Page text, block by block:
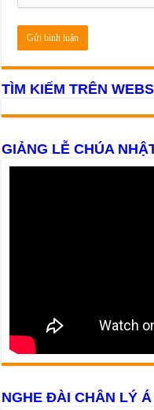
TÌM KIẾM TRÊN
GIẢNG LỄ CHÚA
NGHE ĐÀI CHÂN LÝ